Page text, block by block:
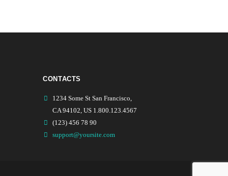
CONTACTS
1234 Some St San Francisco,
CA 94102, US 1.800.123.4567
(123) 456 78 90
support@yoursite.com